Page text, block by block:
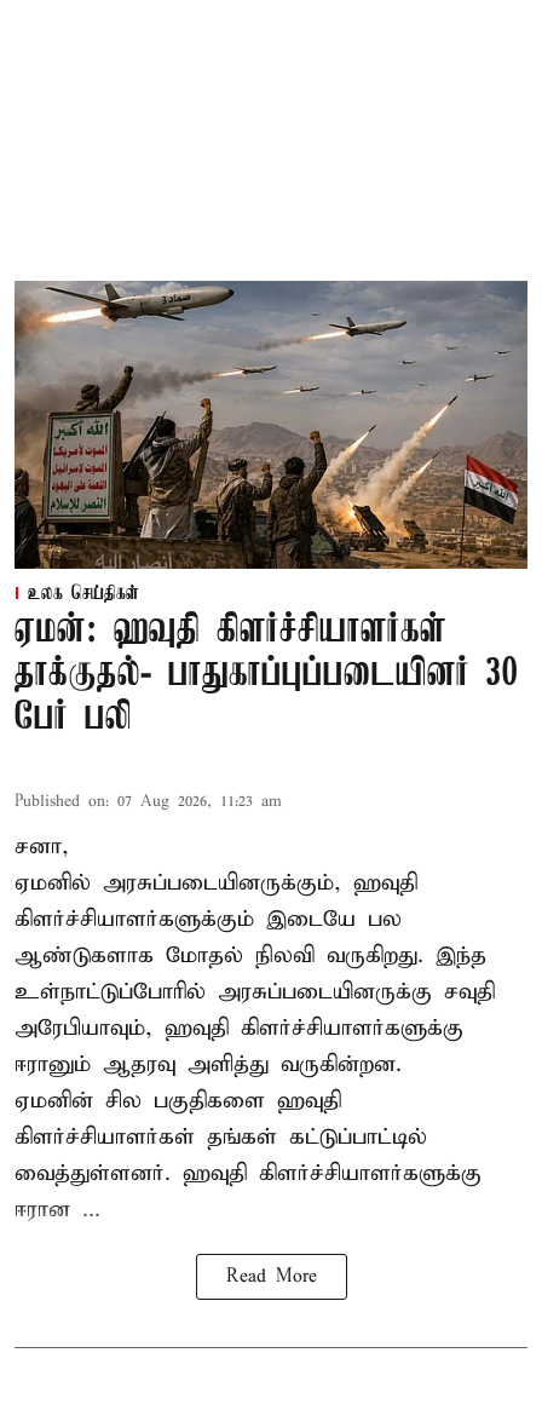
உலக செய்திகள்
ஏமன்: ஹவுதி கிளர்ச்சியாளர்கள்
தாக்குதல்- பாதுகாப்புப்படையினர் 30
பேர் பலி
Published on: 07 Aug 2026, 11:23 am
சனா,
ஏமனில் அரசுப்படையினருக்கும், ஹவுதி
கிளர்ச்சியாளர்களுக்கும் இடையே பல
ஆண்டுகளாக மோதல் நிலவி வருகிறது. இந்த
உள்நாட்டுப்போரில் அரசுப்படையினருக்கு சவுதி
அரேபியாவும், ஹவுதி கிளர்ச்சியாளர்களுக்கு
ஈரானும் ஆதரவு அளித்து வருகின்றன.
ஏமனின் சில பகுதிகளை ஹவுதி
கிளர்ச்சியாளர்கள் தங்கள் கட்டுப்பாட்டில்
வைத்துள்ளனர். ஹவுதி கிளர்ச்சியாளர்களுக்கு
ஈரான ...
Read More